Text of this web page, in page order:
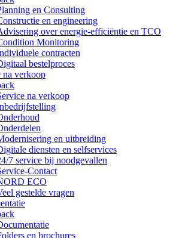
en Consulting
en engineering
over energie-efficiëntie en TCO
Monitoring
contracten
bestelproces
na verkoop
na verkoop
en uitbreiding
diensten en selfservices
7 service bij noodgevallen
Contact
ECO
gestelde vragen
en brochures